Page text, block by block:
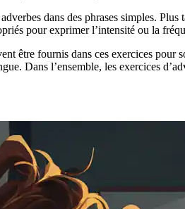
dans des phrases simples.
pour exprimer l’intensité ou la
être fournis dans ces exercices
Dans l’ensemble, les exercices